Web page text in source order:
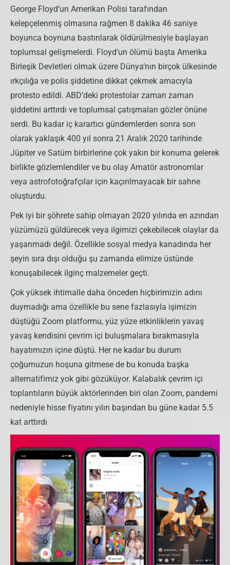
George Floyd’un Amerikan Polisi tarafından
kelepçelenmiş olmasına rağmen 8 dakika 46 saniye
boyunca boynuna bastırılarak öldürülmesiyle başlayan
toplumsal gelişmelerdi. Floyd’un ölümü başta Amerika
Birleşik Devletleri olmak üzere Dünya’nın birçok ülkesinde
ırkçılığa ve polis şiddetine dikkat çekmek amacıyla
protesto edildi. ABD’deki protestolar zaman zaman
şiddetini arttırdı ve toplumsal çatışmaları gözler önüne
serdi. Bu kadar iç karartıcı gündemlerden sonra son
olarak yaklaşık 400 yıl sonra 21 Aralık 2020 tarihinde
Jüpiter ve Satürn birbirlerine çok yakın bir konuma gelerek
birlikte gözlemlendiler ve bu olay Amatör astronomlar
veya astrofotoğrafçılar için kaçırılmayacak bir sahne
oluşturdu.
Pek iyi bir şöhrete sahip olmayan 2020 yılında en azından
yüzümüzü güldürecek veya ilgimizi çekebilecek olaylar da
yaşanmadı değil. Özellikle sosyal medya kanadında her
şeyin sıra dışı olduğu şu zamanda elimize üstünde
konuşabilecek ilginç malzemeler geçti.
Çok yüksek ihtimalle daha önceden hiçbirimizin adını
duymadığı ama özellikle bu sene fazlasıyla işimizin
düştüğü Zoom platformu, yüz yüze etkinliklerin yavaş
yavaş kendisini çevrim içi buluşmalara bırakmasıyla
hayatımızın içine düştü. Her ne kadar bu durum
çoğumuzun hoşuna gitmese de bu konuda başka
alternatifimiz yok gibi gözüküyor. Kalabalık çevrim içi
toplantıların büyük aktörlerinden biri olan Zoom, pandemi
nedeniyle hisse fiyatını yılın başından bu güne kadar 5.5
kat arttırdı